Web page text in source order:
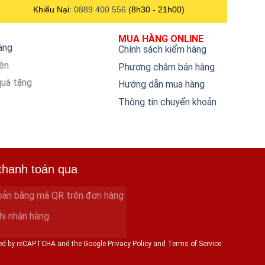
Khiếu Nại: 0889 400 556 (8h30 - 21h00)
tặng
MUA HÀNG ONLINE
Chính sách kiểm hàng
Phương châm bán hàng
Hướng dẫn mua hàng
Thông tin chuyển khoản
toán qua
bằng mã QR trên đơn hàng
nhận hàng
by reCAPTCHA and the Google Privacy Policy and Terms of Service